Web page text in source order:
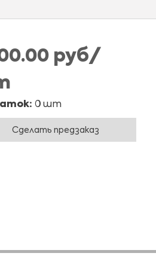
руб/
0 шт
Сделать предзаказ